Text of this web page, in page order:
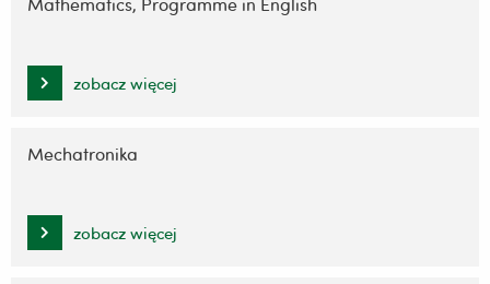
Mathematics, Programme in English
zobacz więcej
Mechatronika
zobacz więcej